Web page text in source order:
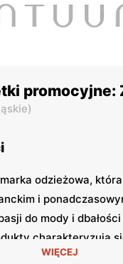
promocyjne:
)
odzieżowa,
i
do mody i
charakteryzują
stylem. Tatuum
WIĘCEJ